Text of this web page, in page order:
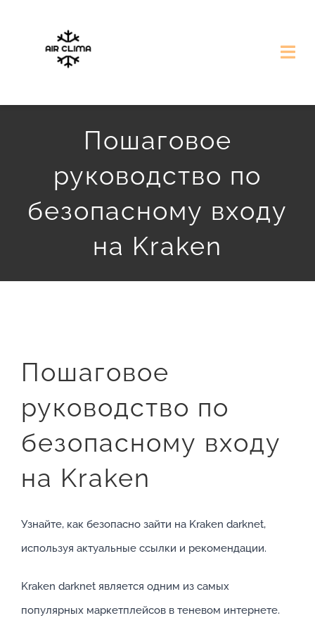
Nasze Realizacje
Darmowa Wycena
Пошаговое
руководство по
безопасному входу
на Kraken
Пошаговое
руководство по
безопасному входу
на Kraken
Узнайте, как безопасно зайти на Kraken darknet,
используя актуальные ссылки и рекомендации.
Kraken darknet является одним из самых
популярных маркетплейсов в теневом интернете.